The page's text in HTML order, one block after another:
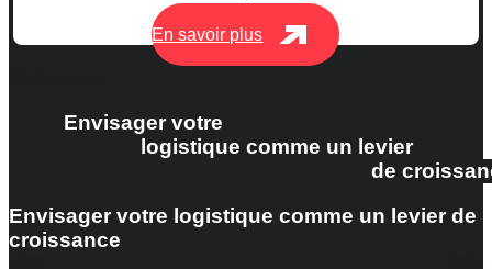
En savoir plus
Envisager votre
logistique comme un levier
de
Envisager votre logistique comme un levier de
croissance